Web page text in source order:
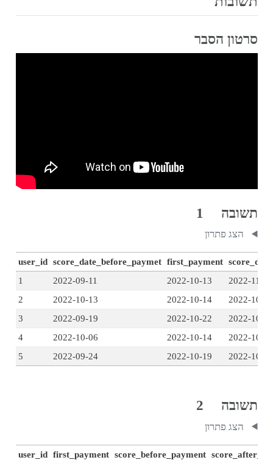
סרטון הסבר
תשובה 1
הצג פתרון
user_id score_date_before_paymet first_payment
1
2022-09-11 2022-10-13
2022-11-01
2
2022-10-13 2022-10-14
2022-10-22
3
2022-09-19 2022-10-22
2022-10-27
4
2022-10-06 2022-10-14
2022-10-22
5
2022-09-24 2022-10-19 2022-10-24
תשובה 2
הצג פתרון
user_id first_payment score_before_payment